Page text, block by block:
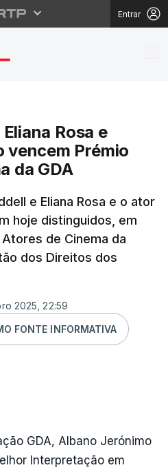
Entrar
Rosa e
vencem Prémio
da GDA
e Eliana Rosa e o ator
hoje distinguidos, em
de Cinema da
dos Direitos dos
2025, 22:59
FONTE INFORMATIVA
GDA, Albano Jerónimo
Interpretação em